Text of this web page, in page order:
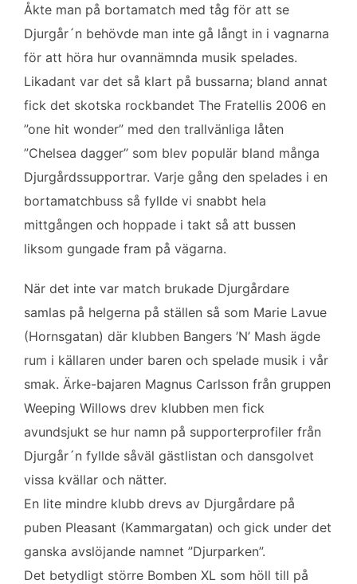
Åkte man på bortamatch med tåg för att se
Djurgår´n behövde man inte gå långt in i vagnarna
för att höra hur ovannämnda musik spelades.
Likadant var det så klart på bussarna; bland annat
fick det skotska rockbandet The Fratellis 2006 en
”one hit wonder” med den trallvänliga låten
”Chelsea dagger” som blev populär bland många
Djurgårdssupportrar. Varje gång den spelades i en
bortamatchbuss så fyllde vi snabbt hela
mittgången och hoppade i takt så att bussen
liksom gungade fram på vägarna.
När det inte var match brukade Djurgårdare
samlas på helgerna på ställen så som Marie Lavue
(Hornsgatan) där klubben Bangers ’N’ Mash ägde
rum i källaren under baren och spelade musik i vår
smak. Ärke-bajaren Magnus Carlsson från gruppen
Weeping Willows drev klubben men fick
avundsjukt se hur namn på supporterprofiler från
Djurgår´n fyllde såväl gästlistan och dansgolvet
vissa kvällar och nätter.
En lite mindre klubb drevs av Djurgårdare på
puben Pleasant (Kammargatan) och gick under det
ganska avslöjande namnet ”Djurparken”.
Det betydligt större Bomben XL som höll till på